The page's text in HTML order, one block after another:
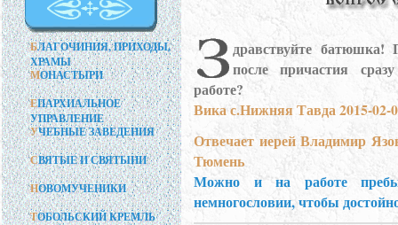
дравствуйте батюшка!
после причастия
работе?
Вика с.Нижняя Тавда 2015-02-
Отвечает иерей Владимир
Тюмень
Можно и на работе
немногословии, чтобы
БЛАГОЧИНИЯ, ПРИХОДЫ,
ХРАМЫ
МОНАСТЫРИ
ЕПАРХИАЛЬНОЕ
УПРАВЛЕНИЕ
УЧЕБНЫЕ ЗАВЕДЕНИЯ
СВЯТЫЕ И СВЯТЫНИ
НОВОМУЧЕНИКИ
ТОБОЛЬСКИЙ КРЕМЛЬ